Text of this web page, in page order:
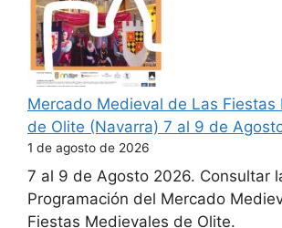
Mercado Medieval de Las Fiestas
de Olite (Navarra) 7 al 9 de
1 de agosto de 2026
7 al 9 de Agosto 2026. Consultar
Programación del Mercado
Fiestas Medievales de Olite.